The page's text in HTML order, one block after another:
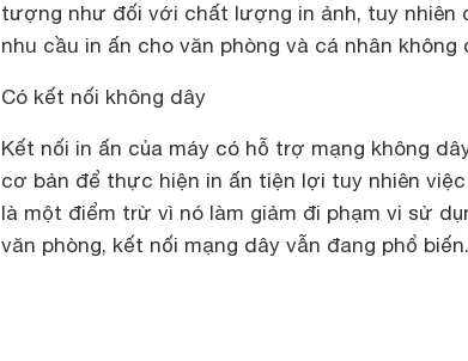
tượng như đối với chất lượng in ảnh, tuy nhiên
nhu cầu in ấn cho văn phòng và cá nhân không
Có kết nối không dây
Kết nối in ấn của máy có hỗ trợ mạng không
cơ bản để thực hiện in ấn tiện lợi tuy nhiên
là một điểm trừ vì nó làm giảm đi phạm vi sử
văn phòng, kết nối mạng dây vẫn đang phổ biến.